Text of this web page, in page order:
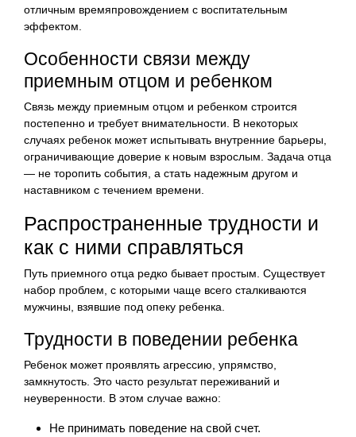
отличным времяпровождением с воспитательным
эффектом.
Особенности связи между
приемным отцом и ребенком
Связь между приемным отцом и ребенком строится
постепенно и требует внимательности. В некоторых
случаях ребенок может испытывать внутренние барьеры,
ограничивающие доверие к новым взрослым. Задача отца
— не торопить события, а стать надежным другом и
наставником с течением времени.
Распространенные трудности и
как с ними справляться
Путь приемного отца редко бывает простым. Существует
набор проблем, с которыми чаще всего сталкиваются
мужчины, взявшие под опеку ребенка.
Трудности в поведении ребенка
Ребенок может проявлять агрессию, упрямство,
замкнутость. Это часто результат переживаний и
неуверенности. В этом случае важно:
Не принимать поведение на свой счет.